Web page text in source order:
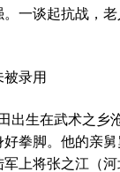
一谈起抗战，
录用
出生在武术之乡
好拳脚。他的亲
上将张之江（